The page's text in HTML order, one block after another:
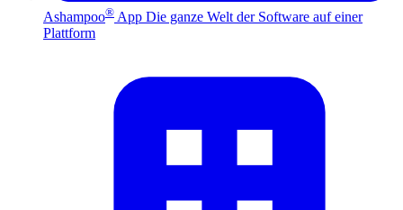
Ashampoo® App Die ganze Welt der Software auf einer
Plattform